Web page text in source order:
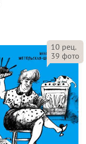
10 рец.
39 фото